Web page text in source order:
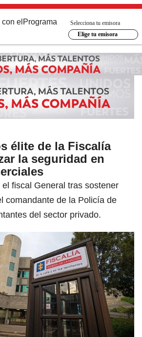
el Programa
Selecciona tu emisora
Elige tu emisora
élite de la Fiscalía
la seguridad en
fiscal General tras sostener
comandante de la Policía de
del sector privado.